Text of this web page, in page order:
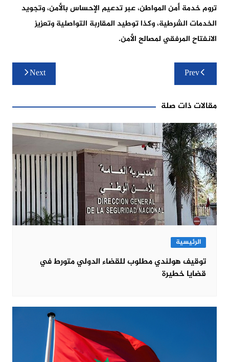
تروم خدمة أمن المواطن، عبر تدعيم الإحساس بالأمن، وتجويد
الخدمات الشرطية، وكذا توطيد المقاربة التواصلية وتعزيز
الانفتاح المرفقي لمصالح الأمن.
تصفّح
المقالات
Prev
Next
مقالات ذات صلة
الرئيسية
توقيف هولندي مطلوب للقضاء الدولي متورط في
قضايا خطيرة